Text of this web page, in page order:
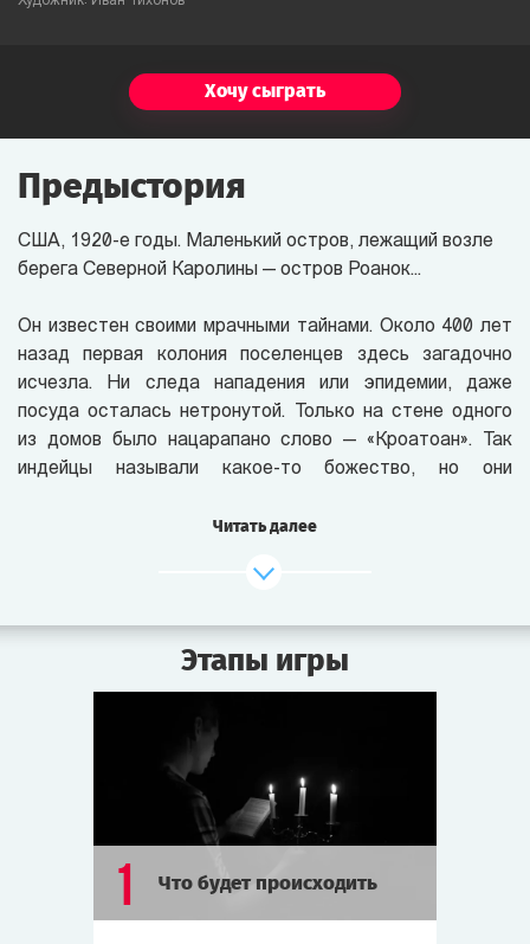
Хочу сыграть
Предыстория
США, 1920-е годы. Маленький остров, лежащий возле
берега Северной Каролины — остров Роанок...
Он известен своими мрачными тайнами. Около 400 лет
назад первая колония поселенцев здесь загадочно
исчезла. Ни следа нападения или эпидемии, даже
посуда осталась нетронутой. Только на стене одного
из домов было нацарапано слово — «Кроатоан». Так
индейцы называли какое-то божество, но они
колонии. Сегодняшнее лунное затмение совпадает
происходили странные события. Может, и на этот раз
что-то случится?..
Роанок полон слухов и легенд. Говорят, 100 лет назад
в старом доме Пергамов жил колдун — Эйб Пергам,
который похищал людей и приносил их в жертву
дьяволу. Однажды колдун загадочно исчез, но его дом
и по сей день обходят стороной. Ходят слухи, что
Читать далее
Этапы игры
1 Что будет происходить